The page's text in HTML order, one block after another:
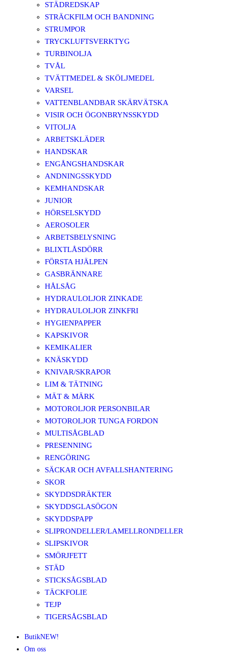
STÄDREDSKAP
STRÄCKFILM OCH BANDNING
STRUMPOR
TRYCKLUFTSVERKTYG
TURBINOLJA
TVÅL
TVÄTTMEDEL & SKÖLJMEDEL
VARSEL
VATTENBLANDBAR SKÄRVÄTSKA
VISIR OCH ÖGONBRYNSSKYDD
VITOLJA
ARBETSKLÄDER
HANDSKAR
ENGÅNGSHANDSKAR
ANDNINGSSKYDD
KEMHANDSKAR
JUNIOR
HÖRSELSKYDD
AEROSOLER
ARBETSBELYSNING
BLIXTLÅSDÖRR
FÖRSTA HJÄLPEN
GASBRÄNNARE
HÅLSÅG
HYDRAULOLJOR ZINKADE
HYDRAULOLJOR ZINKFRI
HYGIENPAPPER
KAPSKIVOR
KEMIKALIER
KNÄSKYDD
KNIVAR/SKRAPOR
LIM & TÄTNING
MÄT & MÄRK
MOTOROLJOR PERSONBILAR
MOTOROLJOR TUNGA FORDON
MULTISÅGBLAD
PRESENNING
RENGÖRING
SÄCKAR OCH AVFALLSHANTERING
SKOR
SKYDDSDRÄKTER
SKYDDSGLASÖGON
SKYDDSPAPP
SLIPRONDELLER/LAMELLRONDELLER
SLIPSKIVOR
SMÖRJFETT
STÄD
STICKSÅGSBLAD
TÄCKFOLIE
TEJP
TIGERSÅGSBLAD
ButikNEW!
Om oss